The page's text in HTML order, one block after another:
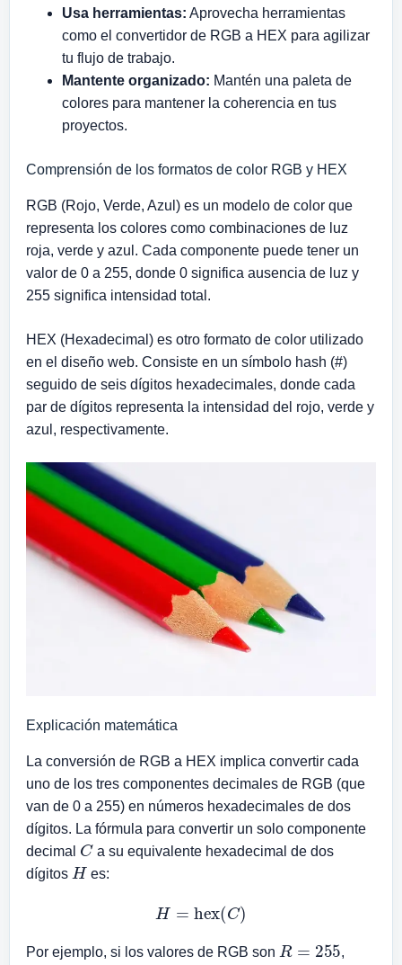
Usa herramientas: Aprovecha herramientas
como el convertidor de RGB a HEX para agilizar
tu flujo de trabajo.
Mantente organizado: Mantén una paleta de
colores para mantener la coherencia en tus
proyectos.
Comprensión de los formatos de color RGB y HEX
RGB (Rojo, Verde, Azul) es un modelo de color que
representa los colores como combinaciones de luz
roja, verde y azul. Cada componente puede tener un
valor de 0 a 255, donde 0 significa ausencia de luz y
255 significa intensidad total.
HEX (Hexadecimal) es otro formato de color utilizado
en el diseño web. Consiste en un símbolo hash (#)
seguido de seis dígitos hexadecimales, donde cada
par de dígitos representa la intensidad del rojo, verde y
azul, respectivamente.
Explicación matemática
La conversión de RGB a HEX implica convertir cada
uno de los tres componentes decimales de RGB (que
van de 0 a 255) en números hexadecimales de dos
dígitos. La fórmula para convertir un solo componente
decimal
C
a su equivalente hexadecimal de dos
dígitos
H
es:
H hex(C)
Por ejemplo, si los valores de RGB son
R 255
,